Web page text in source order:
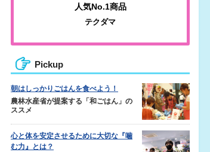
わかりやすい質問に沿って書ける
サカイクサッカーノート
Pickup
朝はしっかりごはんを食べよう！
農林水産省が提案する「和ごはん」の
ススメ
心と体を安定させるために大切な『噛
む力』とは？